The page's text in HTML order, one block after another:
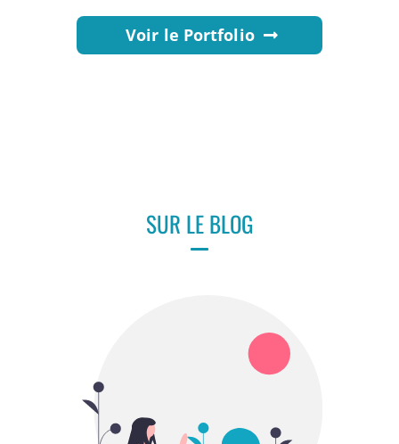
Voir le Portfolio
SUR LE BLOG